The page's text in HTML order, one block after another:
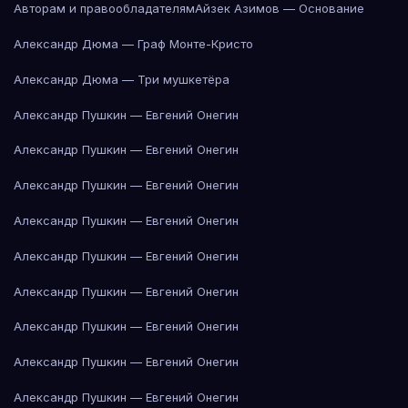
Авторам и правообладателямАйзек Азимов — Основание
Александр Дюма — Граф Монте-Кристо
Александр Дюма — Три мушкетёра
Александр Пушкин — Евгений Онегин
Александр Пушкин — Евгений Онегин
Александр Пушкин — Евгений Онегин
Александр Пушкин — Евгений Онегин
Александр Пушкин — Евгений Онегин
Александр Пушкин — Евгений Онегин
Александр Пушкин — Евгений Онегин
Александр Пушкин — Евгений Онегин
Александр Пушкин — Евгений Онегин